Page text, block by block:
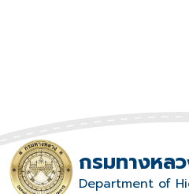
กรมทางหล
Department of